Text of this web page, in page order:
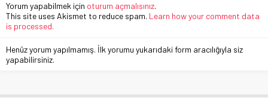
Yorum yapabilmek için oturum açmalısınız.
This site uses Akismet to reduce spam. Learn how your comment data
is processed.
Henüz yorum yapılmamış. İlk yorumu yukarıdaki form aracılığıyla siz
yapabilirsiniz.